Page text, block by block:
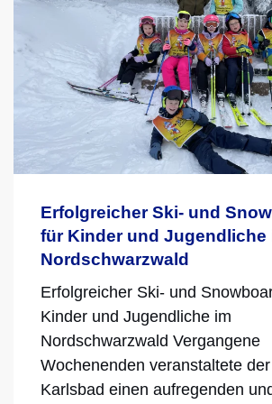
Erfolgreicher Ski- und
für Kinder und Jugendliche
Nordschwarzwald
Erfolgreicher Ski- und
Kinder und Jugendliche im
Nordschwarzwald Vergangene
Wochenenden veranstaltete
Karlsbad einen aufregenden